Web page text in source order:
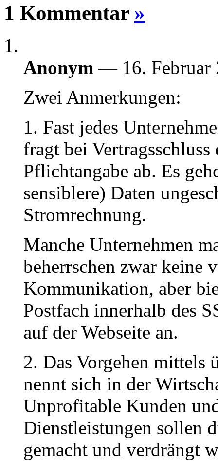
1 Kommentar »
Anonym — 16. Februar
Zwei Anmerkungen:
1. Fast jedes
fragt bei
Pflichtangabe ab. Es
sensiblere) Daten
Stromrechnung.
Manche Unternehmen
beherrschen zwar keine
Kommunikation, aber
Postfach innerhalb des
auf der Webseite an.
2. Das Vorgehen mittels
nennt sich in der
Unprofitable Kunden
Dienstleistungen sollen
gemacht und verdrängt